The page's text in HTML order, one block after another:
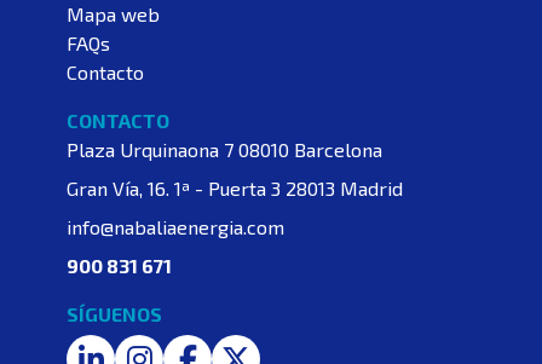
CONTACTO
Plaza Urquinaona 7 08010 Barcelona
Gran Vía, 16. 1ª - Puerta 3 28013 Madrid
info@nabaliaenergia.com
900 831 671
Mapa web
FAQs
Contacto
SÍGUENOS
LinkedInInstagram
FacebookTwitter